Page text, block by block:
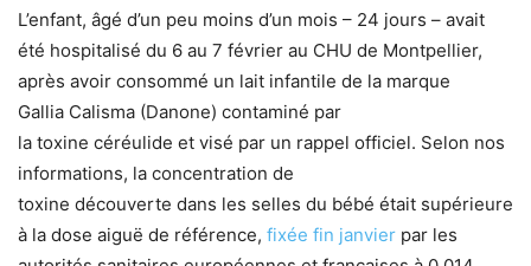
L’enfant, âgé d’un peu moins d’un mois – 24 jours – avait
été hospitalisé du 6 au 7 février au CHU de Montpellier,
après avoir consommé un lait infantile de la marque
Gallia Calisma (Danone) contaminé par
la toxine céréulide et visé par un rappel officiel. Selon nos
informations, la concentration de
toxine découverte dans les selles du bébé était supérieure
à la dose aiguë de référence, fixée fin janvier par les